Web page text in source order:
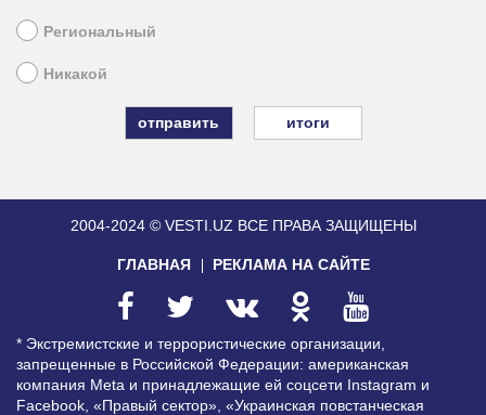
Региональный
Никакой
итоги
2004-2024 © VESTI.UZ ВСЕ ПРАВА ЗАЩИЩЕНЫ
ГЛАВНАЯ РЕКЛАМА НА САЙТЕ
* Экстремистские и террористические организации,
запрещенные в Российской Федерации: американская
компания Meta и принадлежащие ей соцсети Instagram и
Facebook, «Правый сектор», «Украинская повстанческая